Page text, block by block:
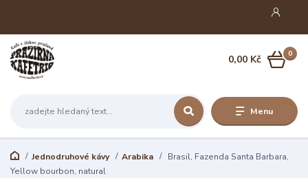
Menu
0
0,00 Kč
Jednodruhové kávy Arabika
Brasil, Fazenda Santa Barbara,
Yellow bourbon, natural